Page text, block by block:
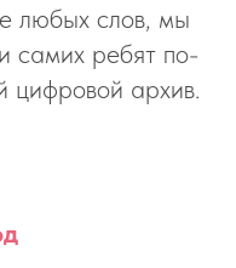
любых слов, мы
самих ребят по-
цифровой архив.